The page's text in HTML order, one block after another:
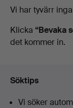
Pågående
auktioner
Vi har tyvärr
Klicka “Bevaka
det kommer in.
Söktips
Vi söker